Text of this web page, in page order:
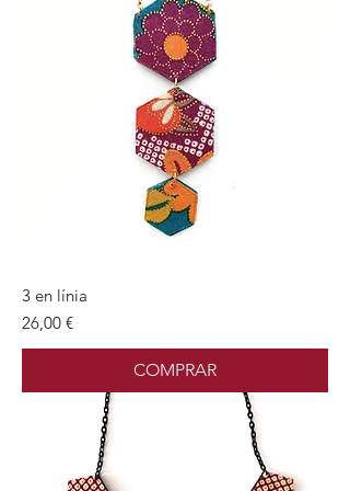
3 en línia
Preu
26,00 €
COMPRAR